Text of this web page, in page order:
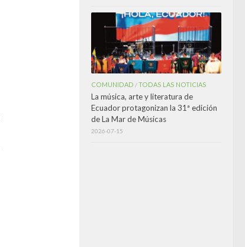
COMUNIDAD /TODAS LAS NOTICIAS
La música, arte y literatura de
Ecuador protagonizan la 31ª edición
de La Mar de Músicas
2026-07-15